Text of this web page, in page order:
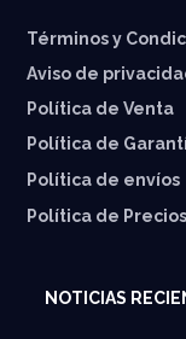
Términos y
Aviso de
Política de Venta
Política de
⁠Política de envíos
Política de Precios
NOTICIAS